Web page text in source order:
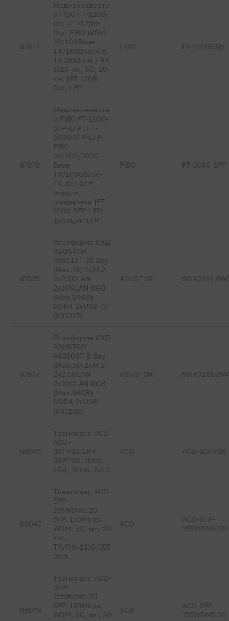
67877
Медиаконверте
р FIBO FT-120B-
Dip |FT-120B-
Dip| FIBO WDM,
10/100Base-
TX/100Base-FX,
TX 1550 нм / RX
1310 нм, SC, 20
км, |FT-120B-
Dip| LFP
FIBO FT-120B-Dip
67878
Медиаконверте
р FIBO FT-1000-
SFP-LFP |FT-
1000-SFP-LFP|
FIBO
10/100/1000
Base-
TX/1000Base-
FX, без SFP
модуля,
поддержка |FT-
1000-SFP-LFP|
фуекции LFP
FIBO FT-1000-
67935
Платформа СХД
ASUSTOR
AS6510T 10 Bay
(Max.18) 2xM.2
2x2.5GLAN
2x10GLAN 8GB
(Max.64GB)
DDR4 2xUSB {1}
(831227)
ASUSTOR 90IX0191-
67937
Платформа СХД
ASUSTOR
AS6508T 8 Bay
(Max.16) 2xM.2
2x2.5GLAN
2x10GLAN 8GB
(Max.64GB)
DDR4 2xUSB
(831210)
ASUSTOR 90IX0201-
68045
Трансивер ACD
ACD-
QSFP28.LR4
QSFP28, 100G,
LR4, 10km, 2xLC
ACD ACD-
68047
Трансивер ACD-
SFP-
155WDM3.20
SFP, 155Mbps,
WDM, SC, sm, 20
km,
TX/RX=1310/155
0nm
ACD
ACD-SFP-
155WDM3.20
68048
Трансивер ACD-
SFP-
155WDM5.20
SFP, 155Mbps,
WDM, SC, sm, 20
ACD
ACD-SFP-
155WDM5.20